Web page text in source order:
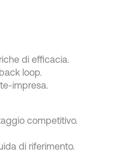
di efficacia.
loop.
impresa.
competitivo.
di riferimento.